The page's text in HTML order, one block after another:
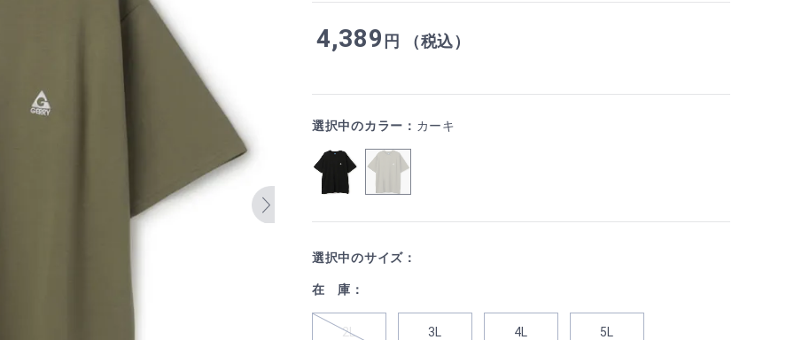
4,389 円 （税込）
選択中のカラー： カーキ
選択中のサイズ：
在 庫：
2L 3L 4L 5L